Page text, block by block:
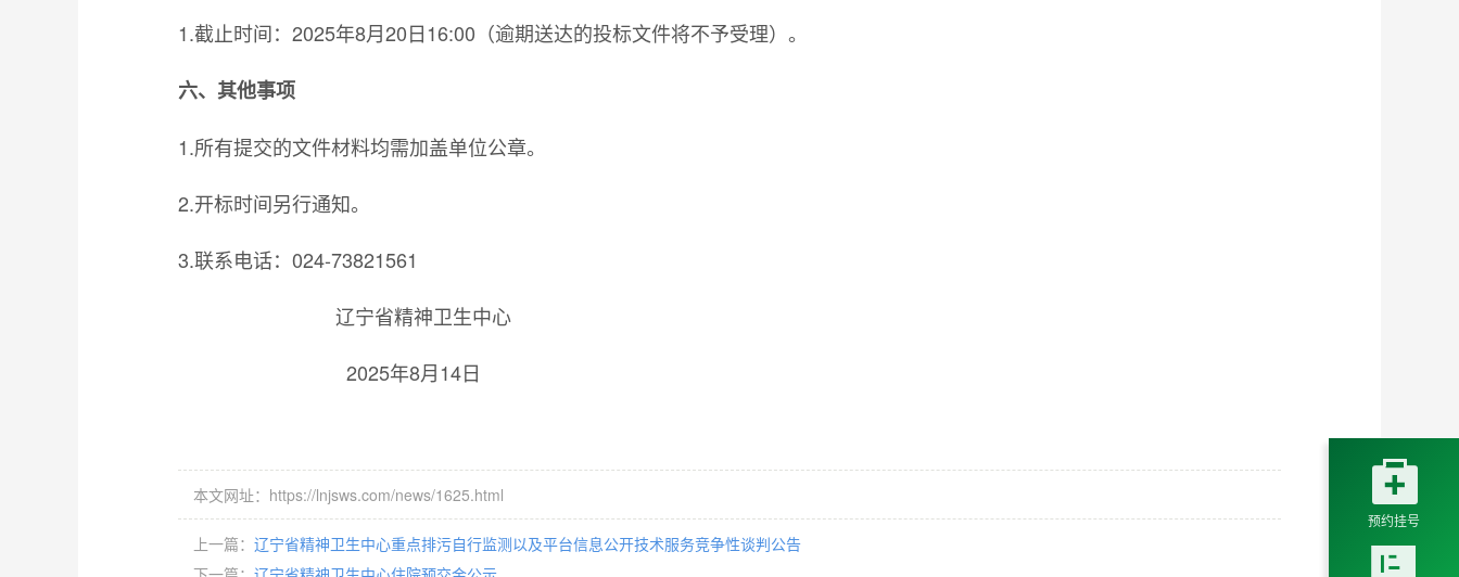
1.截止时间：2025年8月20日16:00（逾期送达的投标文件将不予受理）。
六、其他事项
1.所有提交的文件材料均需加盖单位公章。
2.开标时间另行通知。
3.联系电话：024-73821561
辽宁省精神卫生中心
2025年8月14日
本文网址：https://lnjsws.com/news/1625.html
上一篇： 辽宁省精神卫生中心重点排污自行监测以及平台信息公开技术服务竞争性谈判公告

预约挂号